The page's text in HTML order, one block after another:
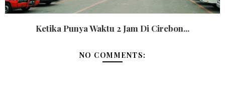
Ketika Punya Waktu 2 Jam Di Cirebon...
NO COMMENTS: